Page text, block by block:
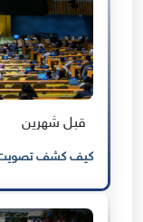
قبل شهرين
كيف كشف تصويت